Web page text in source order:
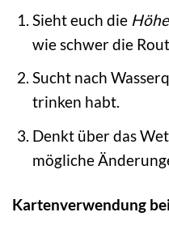
Sieht euch die
wie schwer die
Sucht nach
trinken habt.
Denkt über das
mögliche
Kartenverwendung